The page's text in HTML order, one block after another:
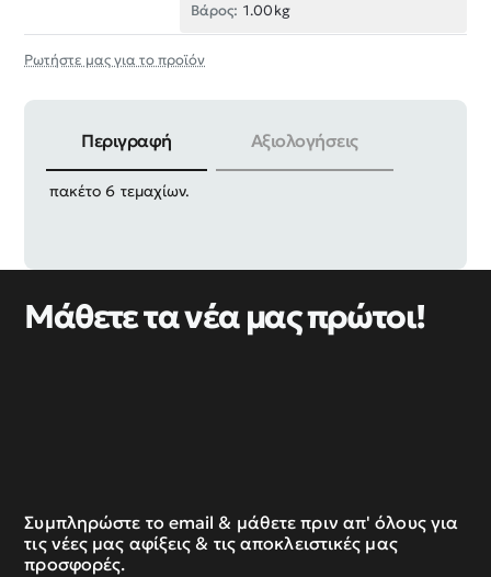
Βάρος: 1.00kg
Ρωτήστε μας για το προϊόν
Περιγραφή Αξιολογήσεις
Γωνία στήριξης ραφιού σιδερένια, λευκή με μοτίβο,
πακέτο 6 τεμαχίων.
Μάθετε τα νέα μας πρώτοι!
Συμπληρώστε το email & μάθετε πριν απ' όλους για
τις νέες μας αφίξεις & τις αποκλειστικές μας
προσφορές.